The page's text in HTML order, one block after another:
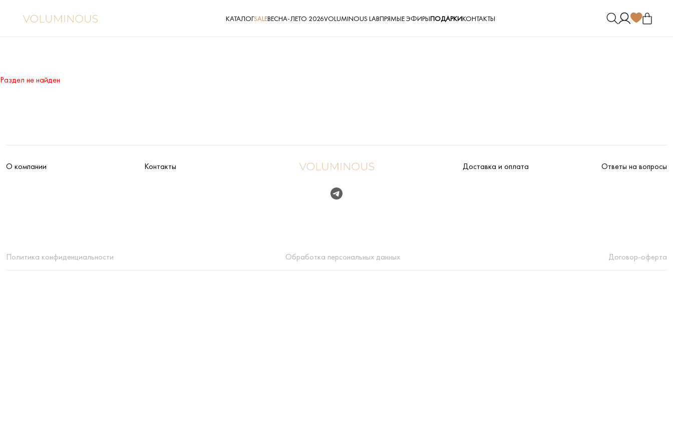
КАТАЛОГSALEВЕСНА-ЛЕТО 2026VOLUMINOUS LABПРЯМЫЕ ЭФИРЫПОДАРКИКОНТАКТЫ
Раздел не найден
О компании Контакты Доставка и оплата Ответы на вопросы
Политика конфиденциальности Обработка персональных данных Договор-оферта